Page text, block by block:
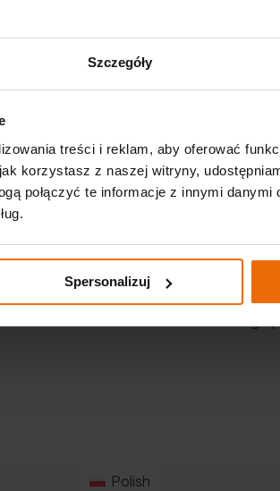
Szczegóły
treści i reklam, aby oferować
korzystasz z naszej witryny,
połączyć te informacje z innymi danymi
Spersonalizuj
Aktualności
Katalogi
Polityka prywatności
Polish